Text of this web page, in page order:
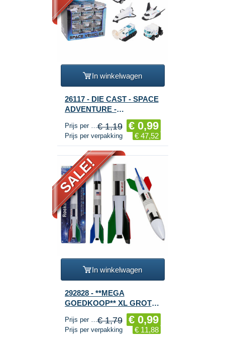
In winkelwagen
26117 - DIE CAST - SPACE
ADVENTURE -
VOERTUIGEN, schaal 1:64
- IN DISPLAY (48st.)
Prijs per stuk€ 1,19 € 0,99
Prijs per verpakking € 47,52
SALE!
In winkelwagen
292828 - **MEGA
GOEDKOOP** XL GROTE
4-KLEUREN - RAKET
BALPEN (12st.)
Prijs per stuk€ 1,79 € 0,99
Prijs per verpakking € 11,88